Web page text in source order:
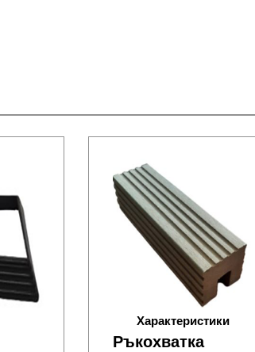
Характеристики
Ръкохватка